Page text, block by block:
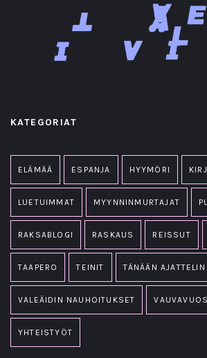
KATEGORIAT
ELÄMÄÄ ESPANJA HYYMÖRI
LUETUIMMAT MYYNNINMURTAJAT
RAKSABLOGI RASKAUS REISSUT
TAAPERO TEINIT TÄNÄÄN AJATTELIN
VALEÄIDIN NAUHOITUKSET
YHTEISTYÖT